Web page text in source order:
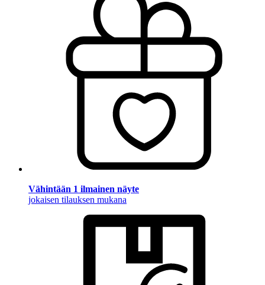
Vähintään 1 ilmainen näyte
jokaisen tilauksen mukana